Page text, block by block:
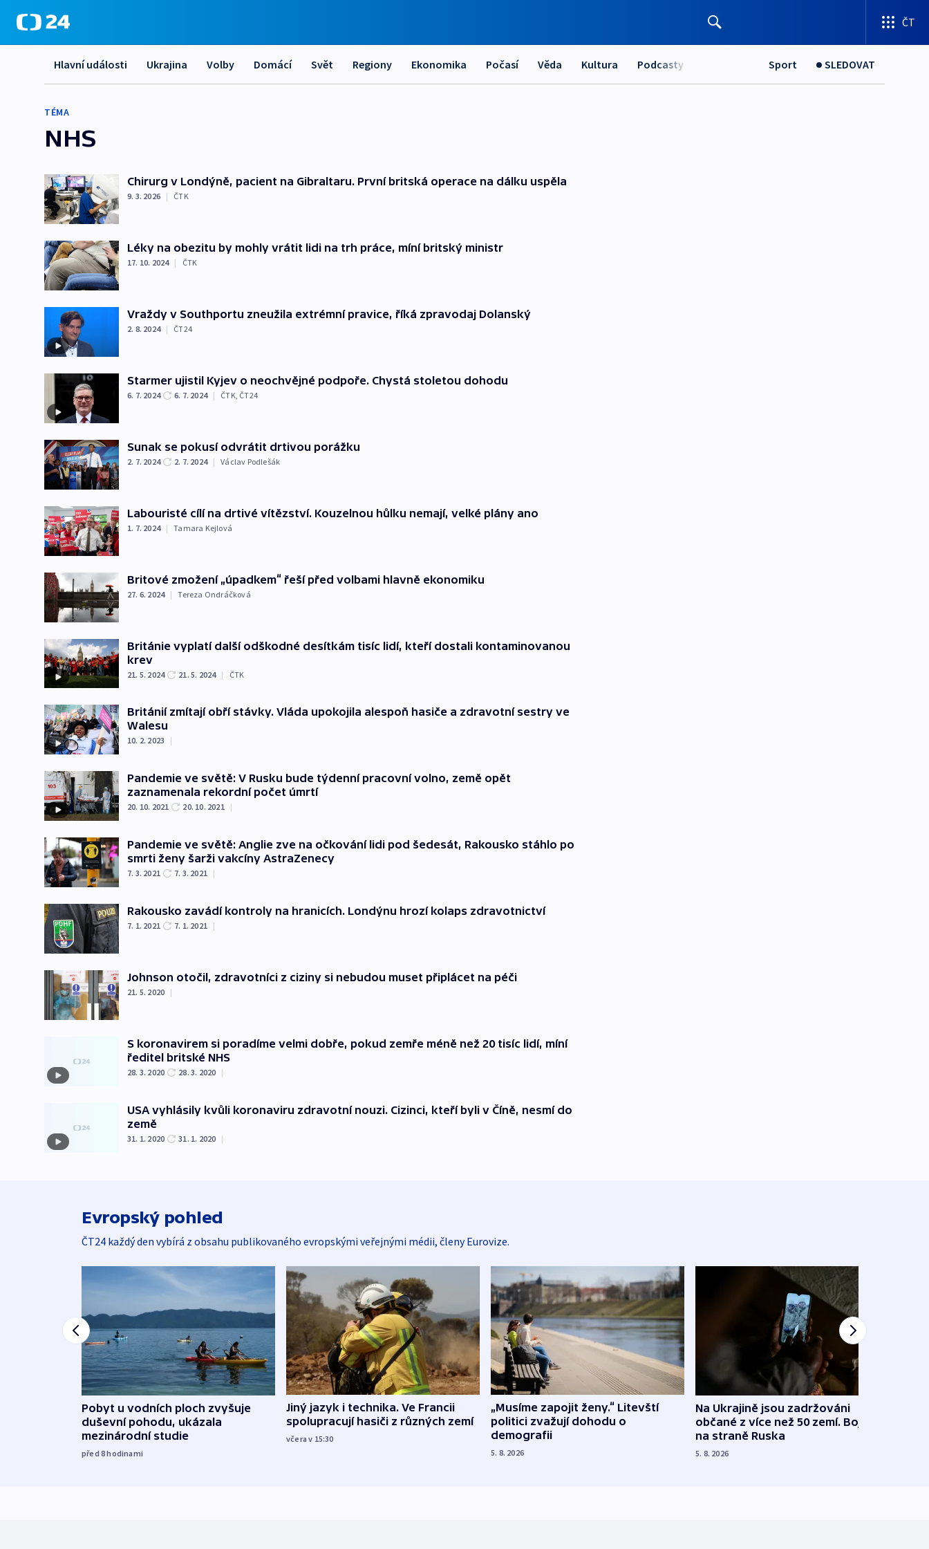
ČT
Hlavní události Ukrajina Volby Domácí Svět Regiony Ekonomika Počasí Věda Kultura Podcasty Sport SLEDOVAT
TÉMA
NHS
Chirurg v Londýně, pacient na Gibraltaru. První britská operace na dálku uspěla
9. 3. 2026 | ČTK
Léky na obezitu by mohly vrátit lidi na trh práce, míní britský ministr
17. 10. 2024 | ČTK
Vraždy v Southportu zneužila extrémní pravice, říká zpravodaj Dolanský
2. 8. 2024 | ČT24
Starmer ujistil Kyjev o neochvějné podpoře. Chystá stoletou dohodu
6. 7. 2024 6. 7. 2024 | ČTK, ČT24
Sunak se pokusí odvrátit drtivou porážku
2. 7. 2024 2. 7. 2024 | Václav Podlešák
Labouristé cílí na drtivé vítězství. Kouzelnou hůlku nemají, velké plány ano
1. 7. 2024 | Tamara Kejlová
Britové zmožení „úpadkem“ řeší před volbami hlavně ekonomiku
27. 6. 2024 | Tereza Ondráčková
Británie vyplatí další odškodné desítkám tisíc lidí, kteří dostali kontaminovanou
krev
21. 5. 2024 21. 5. 2024 | ČTK
Británií zmítají obří stávky. Vláda upokojila alespoň hasiče a zdravotní sestry ve
Walesu
10. 2. 2023 |
Pandemie ve světě: V Rusku bude týdenní pracovní volno, země opět
zaznamenala rekordní počet úmrtí
20. 10. 2021 20. 10. 2021 |
Pandemie ve světě: Anglie zve na očkování lidi pod šedesát, Rakousko stáhlo po
smrti ženy šarži vakcíny AstraZenecy
7. 3. 2021 7. 3. 2021 |
Rakousko zavádí kontroly na hranicích. Londýnu hrozí kolaps zdravotnictví
7. 1. 2021 7. 1. 2021 |
Johnson otočil, zdravotníci z ciziny si nebudou muset připlácet na péči
21. 5. 2020 |
S koronavirem si poradíme velmi dobře, pokud zemře méně než 20 tisíc lidí, míní
ředitel britské NHS
28. 3. 2020 28. 3. 2020 |
USA vyhlásily kvůli koronaviru zdravotní nouzi. Cizinci, kteří byli v Číně, nesmí do
země
31. 1. 2020 31. 1. 2020 |
Evropský pohled
ČT24 každý den vybírá z obsahu publikovaného evropskými veřejnými médii, členy Eurovize.
Pobyt u vodních ploch zvyšuje
duševní pohodu, ukázala
mezinárodní studie
před 8hodinami
Jiný jazyk i technika. Ve Francii
spolupracují hasiči z různých zemí
včera v 15:30
„Musíme zapojit ženy.“ Litevští
politici zvažují dohodu o
demografii
5. 8. 2026
Na Ukrajině jsou zadržováni
občané z více než 50 zemí. Bojovali
na straně Ruska
5. 8. 2026